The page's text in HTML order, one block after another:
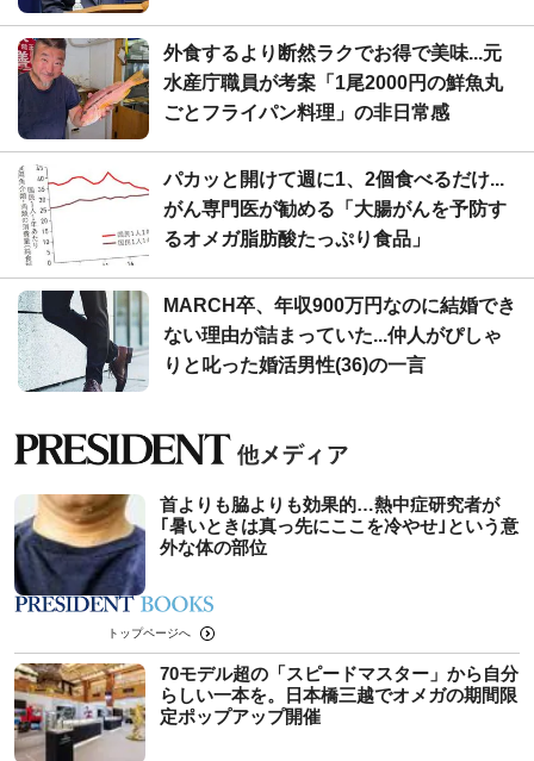
外食するより断然ラクでお得で美味...元
水産庁職員が考案「1尾2000円の鮮魚丸
ごとフライパン料理」の非日常感
パカッと開けて週に1、2個食べるだけ...
がん専門医が勧める「大腸がんを予防す
るオメガ脂肪酸たっぷり食品」
MARCH卒、年収900万円なのに結婚でき
ない理由が詰まっていた...仲人がぴしゃ
りと叱った婚活男性(36)の一言
首よりも脇よりも効果的…熱中症研究者が
｢暑いときは真っ先にここを冷やせ｣という意
外な体の部位
トップページへ
70モデル超の「スピードマスター」から自分
らしい一本を。日本橋三越でオメガの期間限
定ポップアップ開催